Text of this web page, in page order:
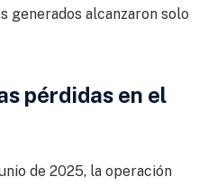
generados alcanzaron solo
pérdidas en el
de 2025, la operación